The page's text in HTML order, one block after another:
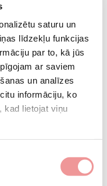
saturu un
līdzekļu funkcijas
par to, kā jūs
ar saviem
un analīzes
informāciju, ko
kad lietojat viņu
īpašības
ekstraktu, tāpēc tā ne tikai
novērsīs baktēriju